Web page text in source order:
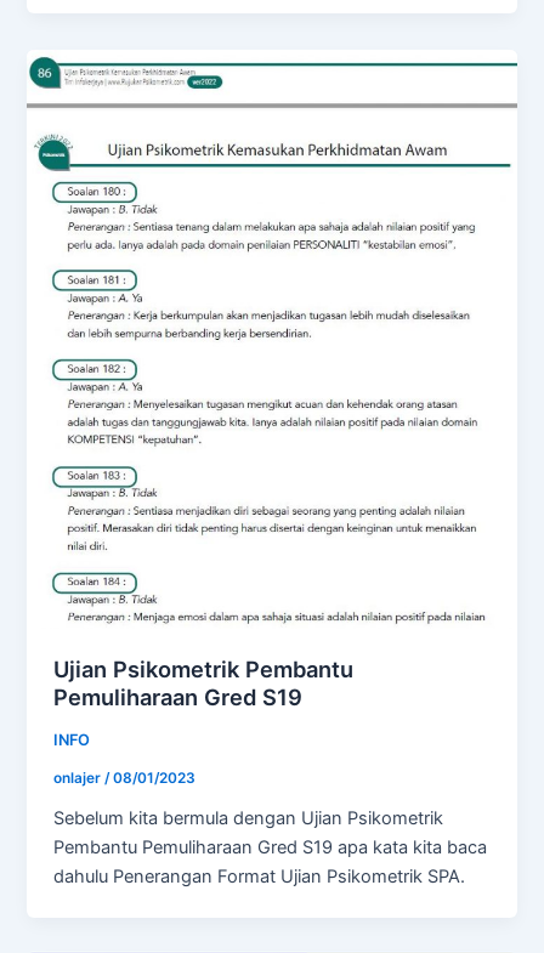
Ujian Psikometrik Pembantu
Pemuliharaan Gred S19
INFO
onlajer/08/01/2023
Sebelum kita bermula dengan Ujian Psikometrik
Pembantu Pemuliharaan Gred S19 apa kata kita baca
dahulu Penerangan Format Ujian Psikometrik SPA.